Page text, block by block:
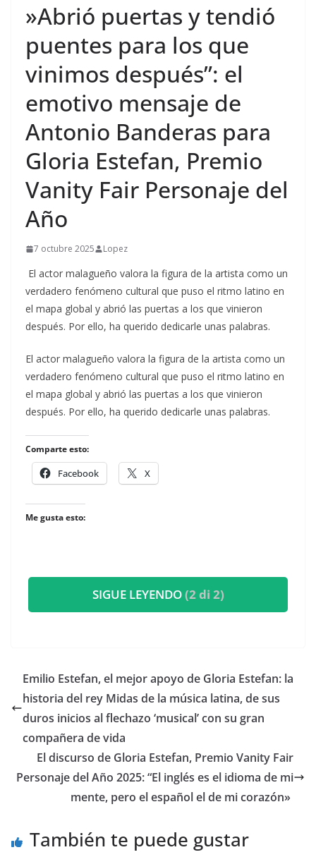
​»Abrió puertas y tendió
puentes para los que
vinimos después”: el
emotivo mensaje de
Antonio Banderas para
Gloria Estefan, Premio
Vanity Fair Personaje del
Año
7 octubre 2025 Lopez
El actor malagueño valora la figura de la artista como un
verdadero fenómeno cultural que puso el ritmo latino en
el mapa global y abrió las puertas a los que vinieron
después. Por ello, ha querido dedicarle unas palabras.
​El actor malagueño valora la figura de la artista como un
verdadero fenómeno cultural que puso el ritmo latino en
el mapa global y abrió las puertas a los que vinieron
después. Por ello, ha querido dedicarle unas palabras.
Comparte esto:
Facebook X
Me gusta esto:
SIGUE LEYENDO(2 di 2)
​Emilio Estefan, el mejor apoyo de Gloria Estefan: la
historia del rey Midas de la música latina, de sus
duros inicios al flechazo ‘musical’ con su gran
compañera de vida
​El discurso de Gloria Estefan, Premio Vanity Fair
Personaje del Año 2025: “El inglés es el idioma de mi
mente, pero el español el de mi corazón»
También te puede gustar